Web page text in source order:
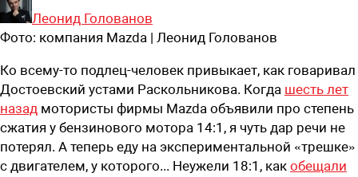
Леонид Голованов
Фото: компания Mazda | Леонид Голованов
Ко всему-то подлец-человек привыкает, как говаривал
Достоевский устами Раскольникова. Когда шесть лет
назад мотористы фирмы Mazda объявили про степень
сжатия у бензинового мотора 14:1, я чуть дар речи не
потерял. А теперь еду на экспериментальной «трешке»
с двигателем, у которого... Неужели 18:1, как обещали